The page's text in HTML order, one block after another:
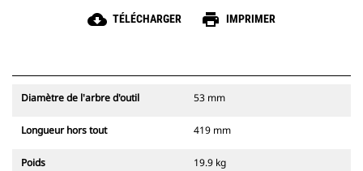
cloud_download TÉLÉCHARGER print IMPRIMER
Diamètre de l'arbre d'outil 53 mm
Longueur hors tout 419 mm
Poids 19.9 kg